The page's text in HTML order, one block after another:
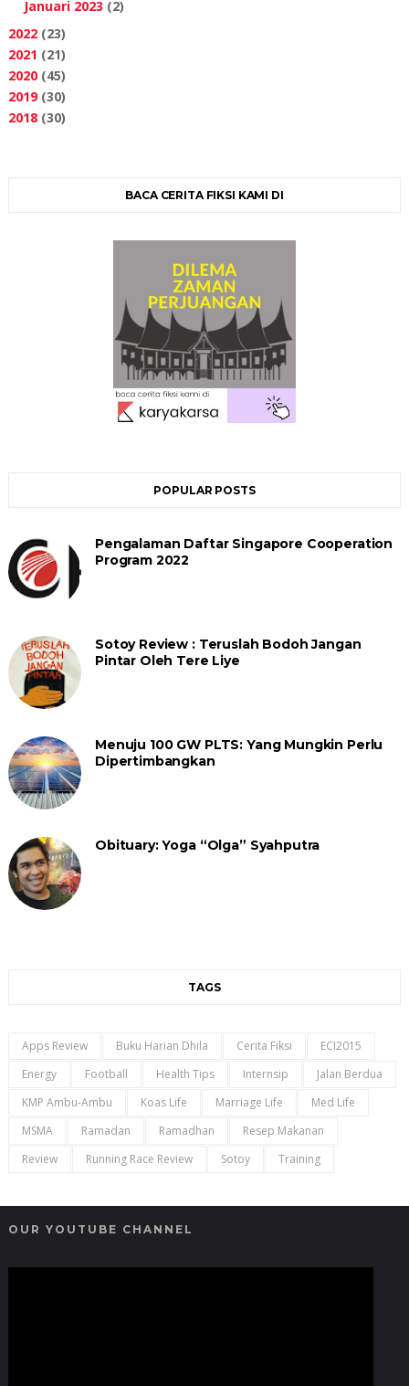
Januari 2023 (2)
2022 (23)
2021 (21)
2020 (45)
2019 (30)
2018 (30)
BACA CERITA FIKSI KAMI DI
POPULAR POSTS
Pengalaman Daftar Singapore Cooperation
Program 2022
Sotoy Review : Teruslah Bodoh Jangan
Pintar Oleh Tere Liye
Menuju 100 GW PLTS: Yang Mungkin Perlu
Dipertimbangkan
Obituary: Yoga “Olga” Syahputra
TAGS
Apps Review Buku Harian Dhila Cerita Fiksi
ECI2015
Energy
Football Health Tips Internsip
Jalan Berdua
KMP Ambu-Ambu
Koas Life Marriage Life
Med Life
MSMA
Ramadan Ramadhan
Resep Makanan
Review
Running Race Review Sotoy Training
OUR YOUTUBE CHANNEL